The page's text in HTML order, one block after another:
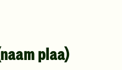
plaa)